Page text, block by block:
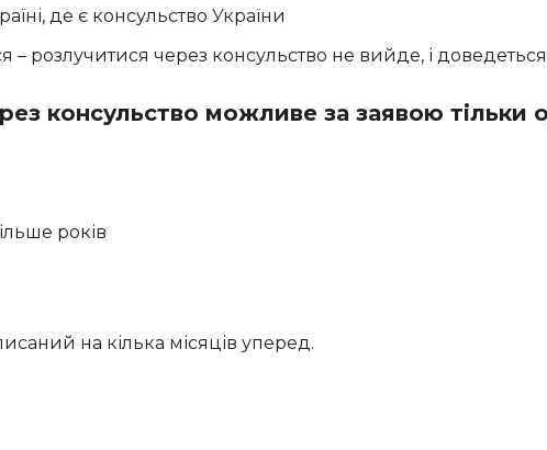
де є консульство України
розлучитися через консульство не вийде, і
консульство можливе за заявою
років
на кілька місяців уперед.